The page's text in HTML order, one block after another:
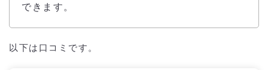
できます。
以下は口コミです。